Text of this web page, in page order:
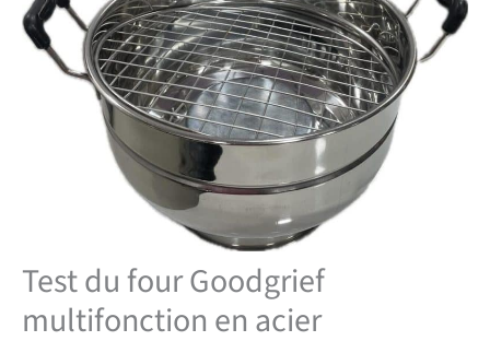
Test du four Goodgrief
multifonction en acier